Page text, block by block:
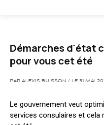
Démarches d'état
pour vous cet été
PAR ALEXIS BUISSON / LE 31 MAI
Le gouvernement veut
services consulaires et cela